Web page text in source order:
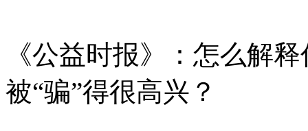
《公益时报》：怎么解
被“骗”得很高兴？